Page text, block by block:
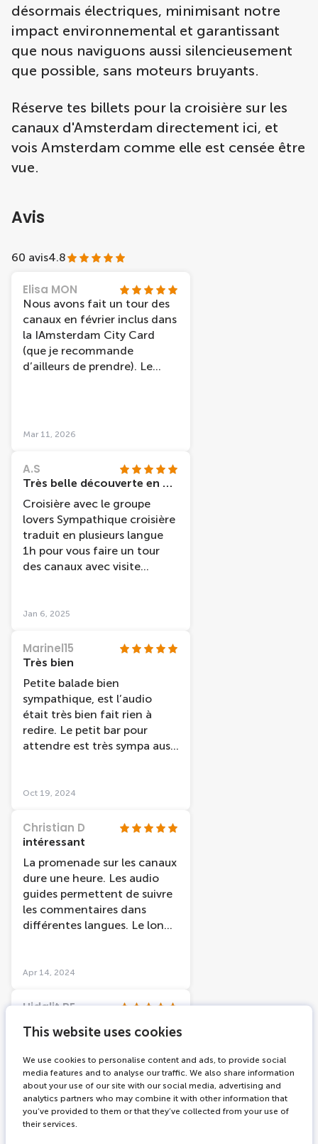
This website uses cookies
We use cookies to personalise content and ads, to provide social
media features and to analyse our traffic. We also share information
about your use of our site with our social media, advertising and
analytics partners who may combine it with other information that
you’ve provided to them or that they’ve collected from your use of
their services.
désormais électriques, minimisant notre
impact environnemental et garantissant
que nous naviguons aussi silencieusement
que possible, sans moteurs bruyants.
Réserve tes billets pour la croisière sur les
canaux d'Amsterdam directement ici, et
vois Amsterdam comme elle est censée être
vue.
Avis
60 avis4.8
Elisa MON
Nous avons fait un tour des
canaux en février inclus dans
la IAmsterdam City Card
(que je recommande
d’ailleurs de prendre). Le
Nous avons eu la chance de
rendu l’expérience vraiment
magique.
Mar 11, 2026
A.S
Très belle découverte en péniche
Croisière avec le groupe
lovers Sympathique croisière
traduit en plusieurs langue
1h pour vous faire un tour
des canaux avec visite
quartiers/monuments /
musée de la ville etc Très
bien pour découvrir une 1er
fois en famille en amies en
couple cette croisière et très
bien adapter
Jan 6, 2025
Marinel15
Très bien
Petite balade bien
sympathique, est l’audio
était très bien fait rien à
redire. Le petit bar pour
attendre est très sympa aussi
Oct 19, 2024
Christian D
intéressant
La promenade sur les canaux
dure une heure. Les audio
guides permettent de suivre
les commentaires dans
différentes langues. Le long
la ville et des monuments
confort est rudimentaire.
Apr 14, 2024
Hidalit RE
distintos idiomas narrando
monumentos que están al
rededor del canal. Muy
recomendable.